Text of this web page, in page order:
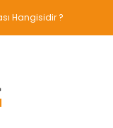
Hangisidir ?